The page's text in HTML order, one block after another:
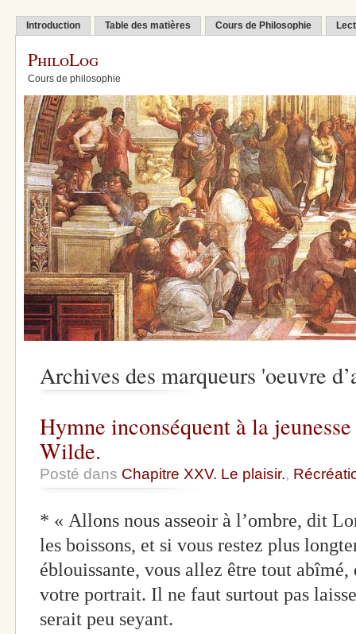
Introduction Table des matières Cours de Philosophie
PhiloLog
Cours de philosophie
Archives des marqueurs 'oeuvre
Hymne inconséquent à la
Wilde.
Posté dans Chapitre XXV. Le plaisir.,
* « Allons nous asseoir à l’ombre, dit
les boissons, et si vous restez plus
éblouissante, vous allez être tout
votre portrait. Il ne faut surtout pas
serait peu seyant.